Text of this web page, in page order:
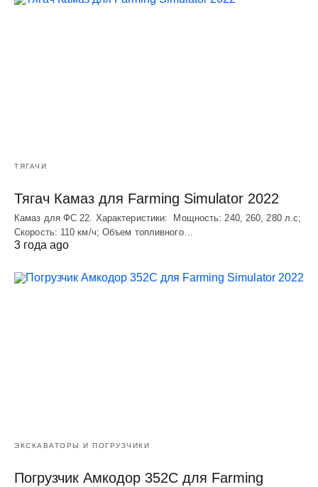
ТЯГАЧИ
Тягач Камаз для Farming Simulator 2022
Камаз для ФС 22. Характеристики: Мощность: 240, 260, 280 л.с;
Скорость: 110 км/ч; Объем топливного…
3 года ago
ЭКСКАВАТОРЫ И ПОГРУЗЧИКИ
Погрузчик Амкодор 352С для Farming